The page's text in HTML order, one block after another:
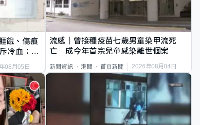
餓、傷痕
冷血：同
08月05日
流感｜曾接種疫苗七歲男童染甲流死
亡 成今年首宗兒童感染離世個案
新聞資訊 港聞 首頁新聞 2026年08月04日